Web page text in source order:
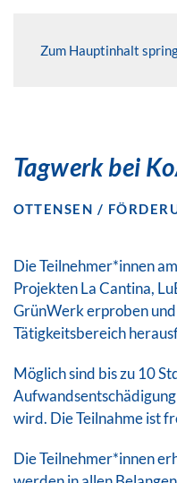
Zum Hauptinhalt
Tagwerk bei
OTTENSEN /
Die Teilnehmer*innen
Projekten La Cantina,
GrünWerk erproben
Tätigkeitsbereich
Möglich sind bis zu 10
wird. Die Teilnahme ist
Die Teilnehmer*innen